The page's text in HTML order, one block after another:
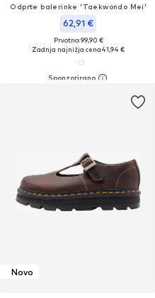
Odprte balerinke 'Taekwondo Mei'
62,91 €
Prvotno: 99,90 €
Zadnja najnižja cena41,94 €
Novo